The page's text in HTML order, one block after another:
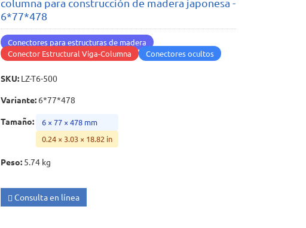
columna para construcción de madera japonesa -
6*77*478
Conectores para estructuras de madera
Conector Estructural Viga-Columna
Conectores ocultos
SKU: LZ-T6-500
Variante: 6*77*478
Tamaño:
6 × 77 × 478 mm
0.24 × 3.03 × 18.82 in
Peso: 5.74 kg
Consulta en línea